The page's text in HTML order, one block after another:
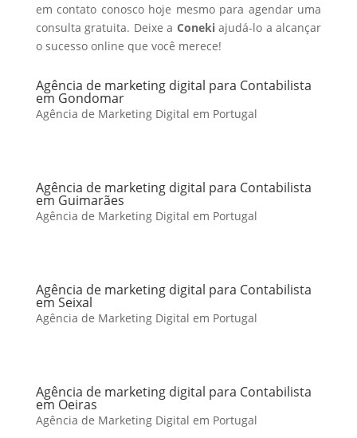
em contato conosco hoje mesmo para agendar uma
consulta gratuita. Deixe a Conekiajudá-lo a alcançar
o sucesso online que você merece!
Agência de marketing digital para Contabilista
em Gondomar
Agência de Marketing Digital em Portugal
Agência de marketing digital para Contabilista
em Guimarães
Agência de Marketing Digital em Portugal
Agência de marketing digital para Contabilista
em Seixal
Agência de Marketing Digital em Portugal
Agência de marketing digital para Contabilista
em Oeiras
Agência de Marketing Digital em Portugal